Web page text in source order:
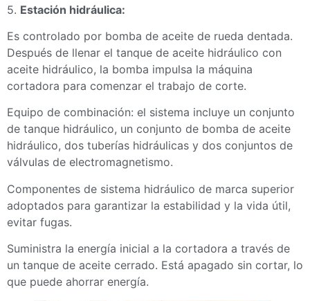
5. Estación hidráulica:
Es controlado por bomba de aceite de rueda dentada.
Después de llenar el tanque de aceite hidráulico con
aceite hidráulico, la bomba impulsa la máquina
cortadora para comenzar el trabajo de corte.
Equipo de combinación: el sistema incluye un conjunto
de tanque hidráulico, un conjunto de bomba de aceite
hidráulico, dos tuberías hidráulicas y dos conjuntos de
válvulas de electromagnetismo.
Componentes de sistema hidráulico de marca superior
adoptados para garantizar la estabilidad y la vida útil,
evitar fugas.
Suministra la energía inicial a la cortadora a través de
un tanque de aceite cerrado. Está apagado sin cortar, lo
que puede ahorrar energía.